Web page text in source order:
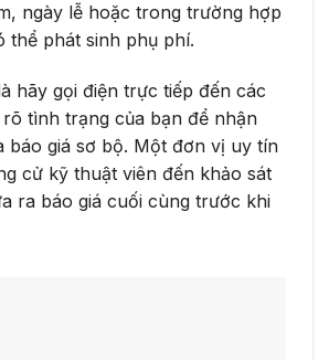
ngày lễ hoặc trong trường hợp
thể phát sinh phụ phí.
hãy gọi điện trực tiếp đến các
tình trạng của bạn để nhận
báo giá sơ bộ. Một đơn vị uy tín
cử kỹ thuật viên đến khảo sát
ra báo giá cuối cùng trước khi